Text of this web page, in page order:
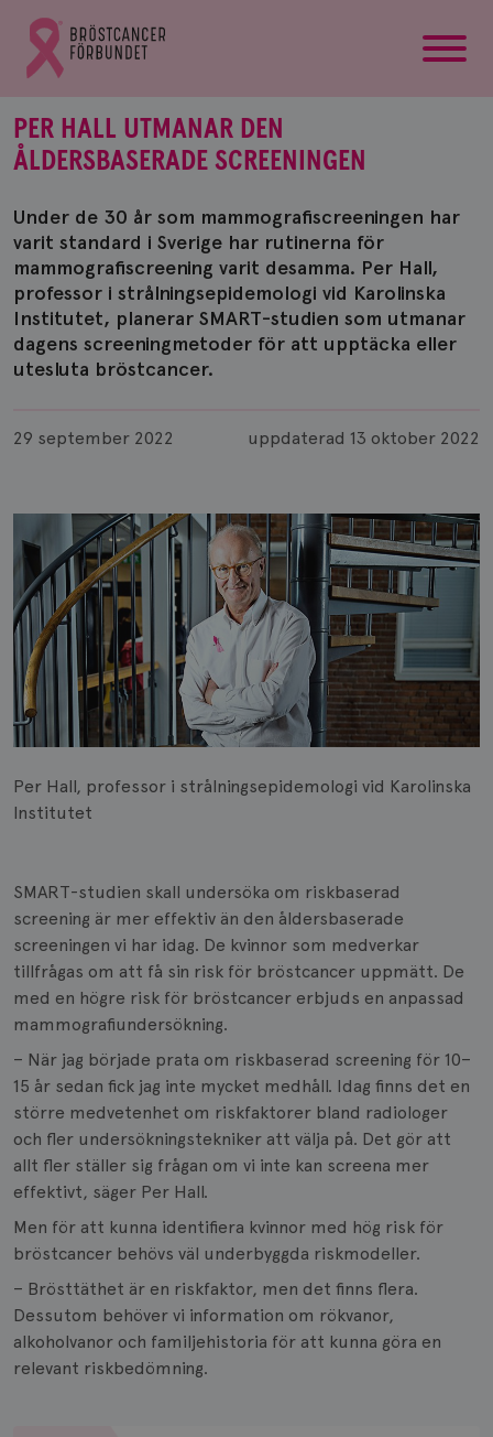
Gå
till
Bröstcancerförbundets
PER HALL UTMANAR DEN
ÅLDERSBASERADE SCREENINGEN
Under de 30 år som mammografiscreeningen har
varit standard i Sverige har rutinerna för
mammografiscreening varit desamma. Per Hall,
professor i strålningsepidemologi vid Karolinska
Institutet, planerar SMART-studien som utmanar
dagens screeningmetoder för att upptäcka eller
utesluta bröstcancer.
Publicerad
29 september 2022 uppdaterad 13 oktober 2022
Per Hall, professor i strålningsepidemologi vid Karolinska
Institutet
SMART-studien skall undersöka om riskbaserad
screening är mer effektiv än den åldersbaserade
screeningen vi har idag. De kvinnor som medverkar
tillfrågas om att få sin risk för bröstcancer uppmätt. De
med en högre risk för bröstcancer erbjuds en anpassad
mammografiundersökning.
– När jag började prata om riskbaserad screening för 10–
15 år sedan fick jag inte mycket medhåll. Idag finns det en
större medvetenhet om riskfaktorer bland radiologer
och fler undersökningstekniker att välja på. Det gör att
allt fler ställer sig frågan om vi inte kan screena mer
effektivt, säger Per Hall.
Men för att kunna identifiera kvinnor med hög risk för
bröstcancer behövs väl underbyggda riskmodeller.
– Brösttäthet är en riskfaktor, men det finns flera.
Dessutom behöver vi information om rökvanor,
alkoholvanor och familjehistoria för att kunna göra en
relevant riskbedömning.